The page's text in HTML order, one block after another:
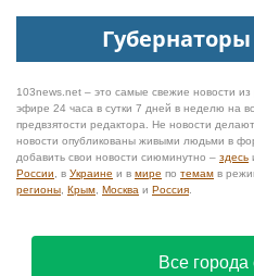
103news.net – это самые свежие новости
эфире 24 часа в сутки 7 дней в неделю на
предвзятости редактора. Не новости
новости опубликованы живыми людьми в
добавить свои новости сиюминутно – здесь
России , в Украине и в мире по темам в
регионы Крым Москва и Россия
Все